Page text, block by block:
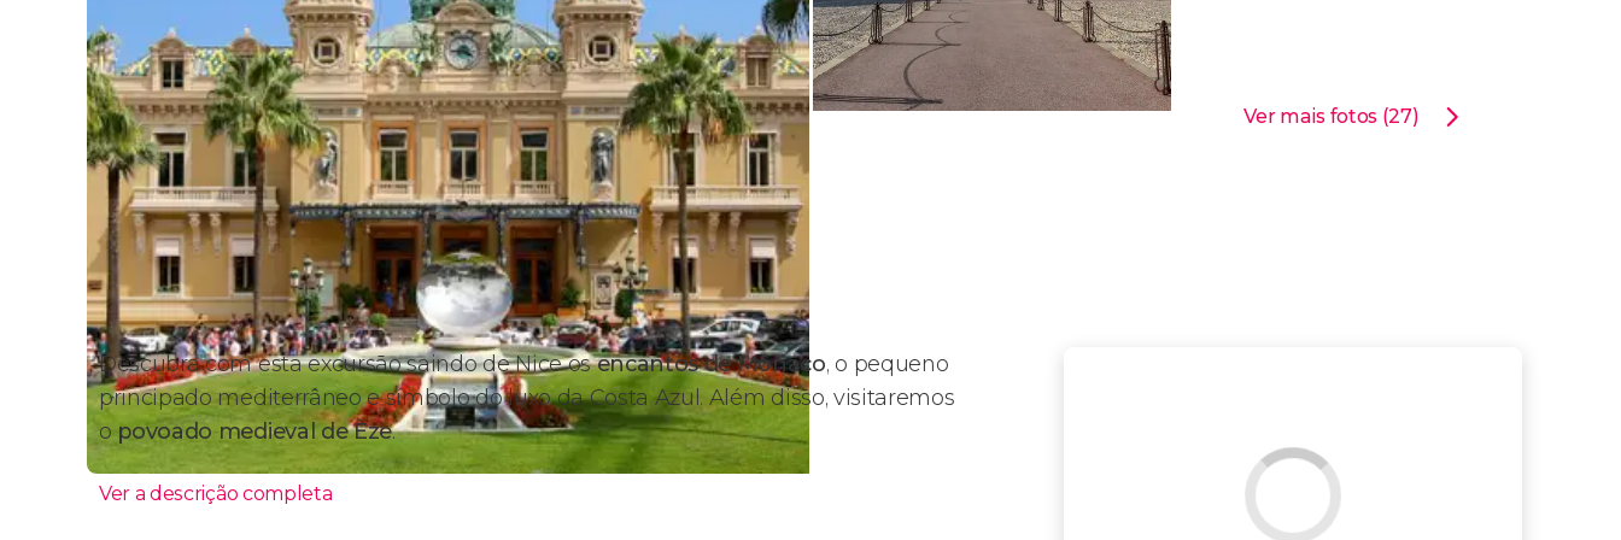
Ver mais fotos (27)
Descubra com esta excursão saindo de Nice osencantos de Mônaco, o pequeno
principado mediterrâneo e símbolo do luxo da Costa Azul. Além disso, visitaremos
opovoado medieval de Èze.
Ver a descrição completa